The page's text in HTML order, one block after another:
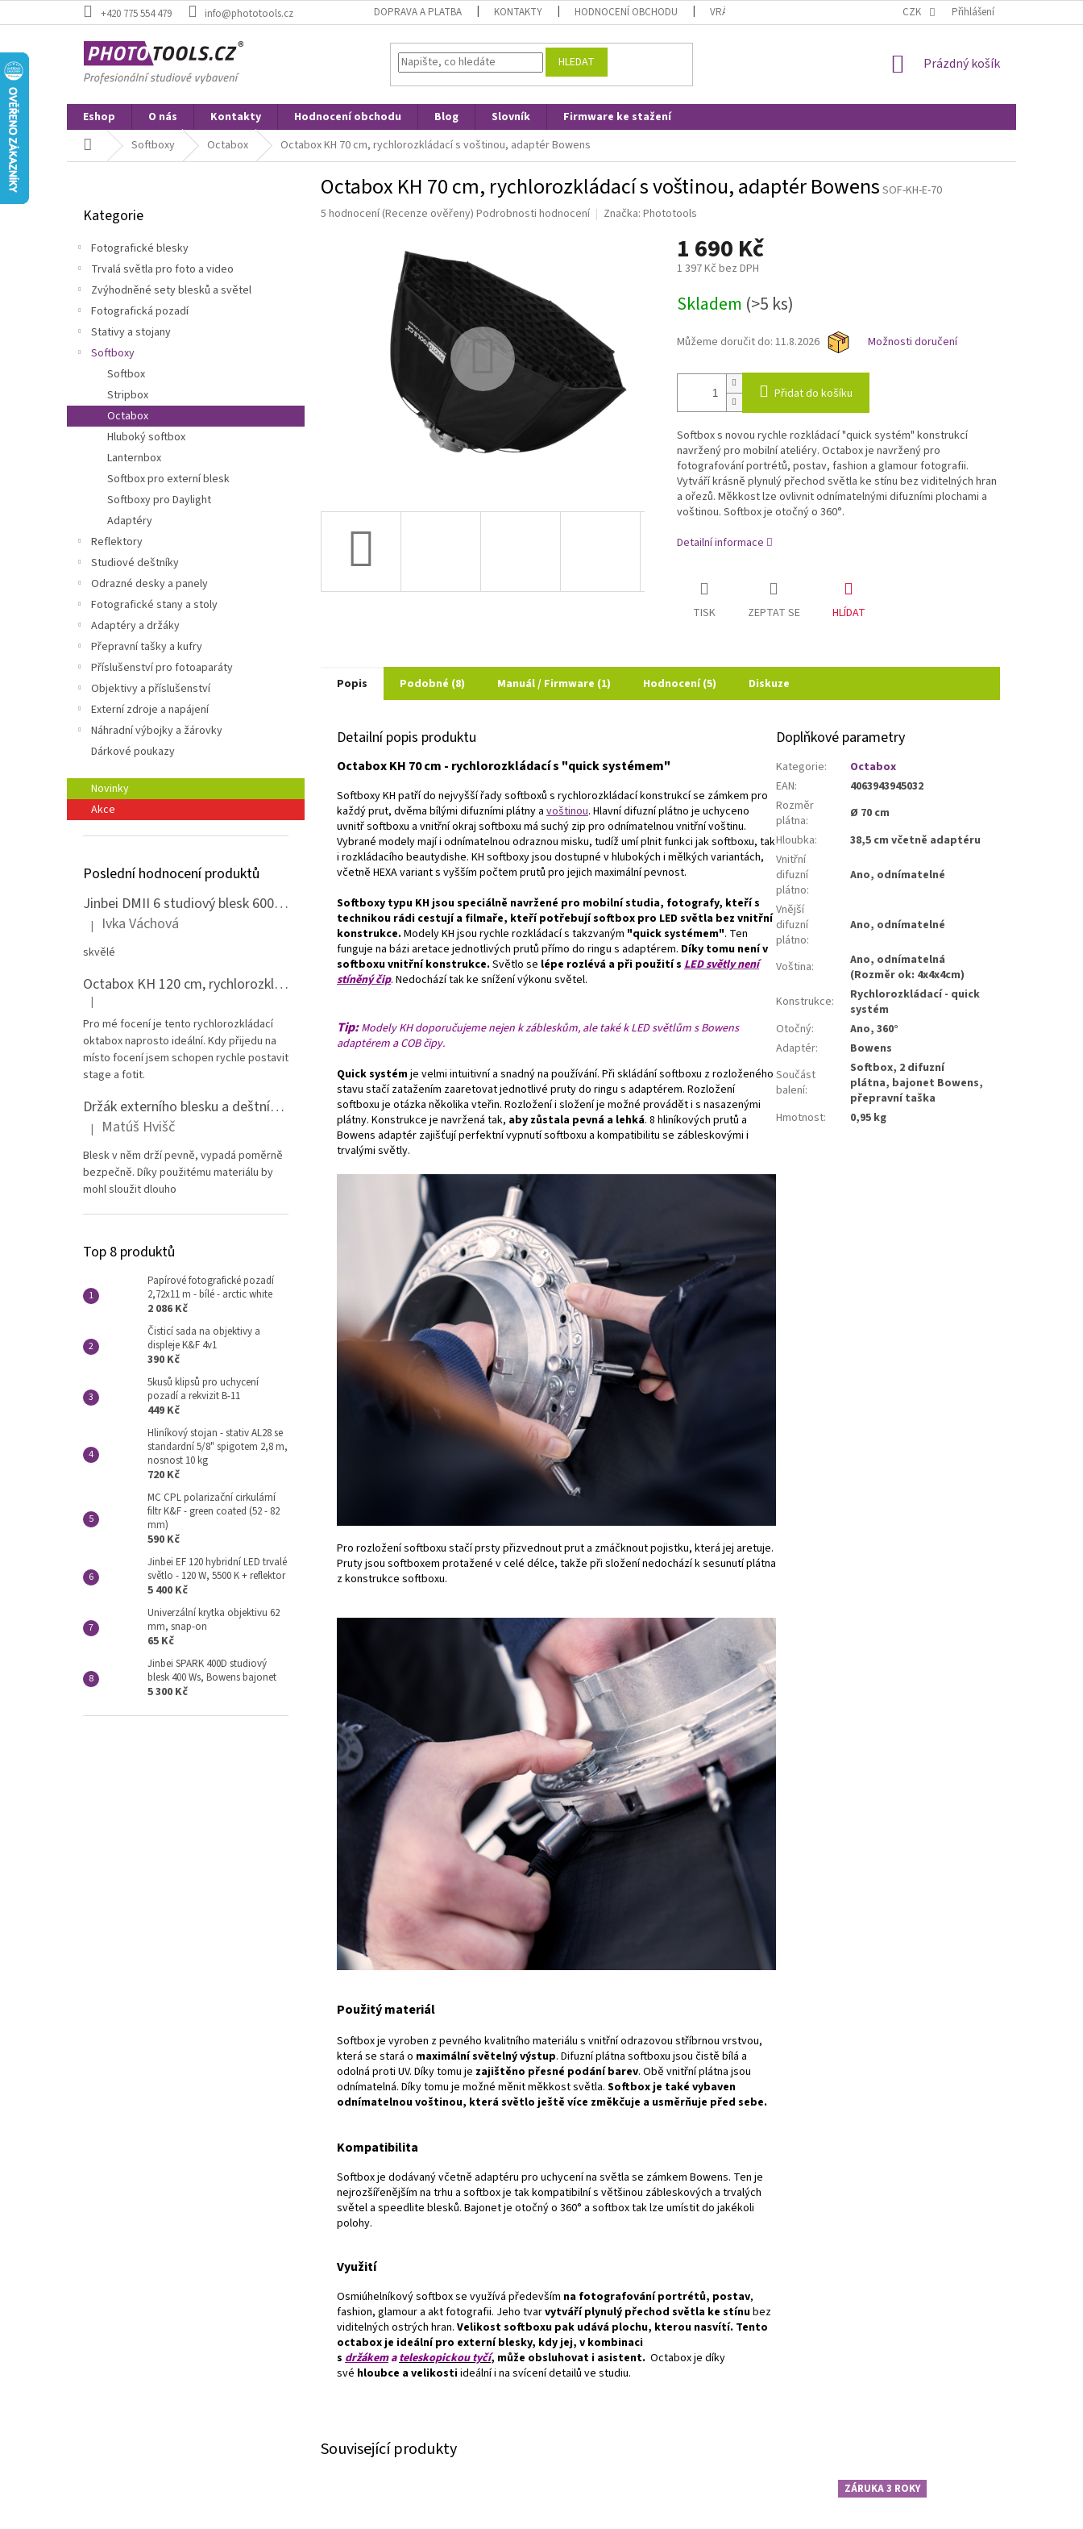
na
+420 775 554 479 info@phototools.cz DOPRAVA A PLATBA KONTAKTY HODNOCENÍ OBCHODU VRÁCENÍ A REKLAMACE OBCHODNÍ PODMÍNKY MOJE OBJEDNÁVKA
CZK Přihlášení
HLEDAT
NÁKUPNÍ
Prázdný košík
Eshop O nás Kontakty Hodnocení obchodu Blog Slovník
Firmware ke stažení
Domů Softboxy Octabox Octabox KH 70 cm, rychlorozkládací s voštinou, adaptér Bowens
l
kategorie
Kategorie
Fotografické blesky
Trvalá světla pro foto a video
Zvýhodněné sety blesků a světel
Fotografická pozadí
Stativy a stojany
Softboxy
Softbox
Stripbox
Octabox
Hluboký softbox
Lanternbox
Softbox pro externí blesk
Softboxy pro Daylight
Adaptéry
Reflektory
Studiové deštníky
Odrazné desky a panely
Fotografické stany a stoly
Adaptéry a držáky
Přepravní tašky a kufry
Příslušenství pro fotoaparáty
Objektivy a příslušenství
Externí zdroje a napájení
Náhradní výbojky a žárovky
Dárkové poukazy
Novinky
Akce
Poslední hodnocení produktů
Jinbei DMII 6 studiový blesk 600 Ws, Bowens bajonet
Hodnocení produktu je 5 z 5 hvězdiček.
| Ivka Váchová
skvělé
Octabox KH 120 cm, rychlorozkládací s voštinou, adaptér Bowens
Hodnocení produktu je 5 z 5 hvězdiček.
|
Pro mé focení je tento rychlorozkládací
oktabox naprosto ideální. Kdy přijedu na
místo focení jsem schopen rychle postavit
stage a fotit.
Držák externího blesku a deštníku na stativ - celokovový
Hodnocení produktu je 5 z 5 hvězdiček.
| Matúš Hvišč
Blesk v něm drží pevně, vypadá poměrně
bezpečně. Díky použitému materiálu by
mohl sloužit dlouho
Top 8 produktů
Papírové fotografické pozadí
2,72x11 m - bílé - arctic white
2 086 Kč
Čisticí sada na objektivy a
displeje K&F 4v1
390 Kč
5kusů klipsů pro uchycení
pozadí a rekvizit B-11
449 Kč
Hliníkový stojan - stativ AL28 se
standardní 5/8" spigotem 2,8 m,
nosnost 10 kg
720 Kč
MC CPL polarizační cirkulární
filtr K&F - green coated (52 - 82
mm)
590 Kč
Jinbei EF 120 hybridní LED trvalé
světlo - 120 W, 5500 K + reflektor
5 400 Kč
Univerzální krytka objektivu 62
mm, snap-on
65 Kč
Jinbei SPARK 400D studiový
blesk 400 Ws, Bowens bajonet
5 300 Kč
Octabox KH 70 cm, rychlorozkládací s voštinou, adaptér Bowens SOF-KH-E-70
Průměrné
5 hodnocení(Recenze ověřeny) Podrobnosti hodnocení Značka: Phototools
1 690 Kč
1 397 Kč bez DPH
cena:
Skladem (>5 ks)
Můžeme doručit do: 11.8.2026 Možnosti doručení
Přidat do košíku
Softbox s novou rychle rozkládací "quick systém" konstrukcí
navržený pro mobilní ateliéry. Octabox je navržený pro
fotografování portrétů, postav, fashion a glamour fotografii.
Vytváří krásně plynulý přechod světla ke stínu bez viditelných hran
a ořezů. Měkkost lze ovlivnit odnímatelnými difuzními plochami a
voštinou. Softbox je otočný o 360°.
Detailní informace
TISK ZEPTAT SE HLÍDAT
Související produkty
ZÁRUKA 3 ROKY
Popis Podobné (8) Manuál / Firmware (1) Hodnocení (5) Diskuze
Detailní popis produktu
Octabox KH 70 cm - rychlorozkládací s "quick systémem"
Softboxy KH patří do nejvyšší řady softboxů s rychlorozkládací konstrukcí se zámkem pro
každý prut, dvěma bílými difuzními plátny a voštinou. Hlavní difuzní plátno je uchyceno
uvnitř softboxu a vnitřní okraj softboxu má suchý zip pro odnímatelnou vnitřní voštinu.
Vybrané modely mají i odnímatelnou odraznou misku, tudíž umí plnit funkci jak softboxu, tak
i rozkládacího beautydishe. KH softboxy jsou dostupné v hlubokých i mělkých variantách,
včetně HEXA variant s vyšším počtem prutů pro jejich maximální pevnost.
Softboxy typu KH jsou speciálně navržené pro mobilní studia, fotografy, kteří s
technikou rádi cestují a filmaře, kteří potřebují softbox pro LED světla bez vnitřní
konstrukce. Modely KH jsou rychle rozkládací s takzvaným "quick systémem". Ten
funguje na bázi aretace jednotlivých prutů přímo do ringu s adaptérem. Díky tomu není v
softboxu vnitřní konstrukce. Světlo se lépe rozlévá a při použití s LED světly není
stíněný čip. Nedochází tak ke snížení výkonu světel.
Tip: Modely KH doporučujeme nejen k zábleskům, ale také k LED světlům s Bowens
adaptérem a COB čipy.
Quick systémje velmi intuitivní a snadný na používání. Při skládání softboxu z rozloženého
stavu stačí zatažením zaaretovat jednotlivé pruty do ringu s adaptérem. Rozložení
softboxu je otázka několika vteřin. Rozložení i složení je možné provádět i s nasazenými
plátny. Konstrukce je navržená tak, aby zůstala pevná a lehká. 8 hliníkových prutů a
Bowens adaptér zajišťují perfektní vypnutí softboxu a kompatibilitu se zábleskovými i
trvalými světly.
Pro rozložení softboxu stačí prsty přizvednout prut a zmáčknout pojistku, která jej aretuje.
Pruty jsou softboxem protažené v celé délce, takže při složení nedochází k sesunutí plátna
z konstrukce softboxu.
Použitý materiál
Softbox je vyroben z pevného kvalitního materiálu s vnitřní odrazovou stříbrnou vrstvou,
která se stará o maximální světelný výstup. Difuzní plátna softboxu jsou čistě bílá a
odolná proti UV. Díky tomu je zajištěno přesné podání barev. Obě vnitřní plátna jsou
odnímatelná. Díky tomu je možné měnit měkkost světla. Softbox je také vybaven
odnímatelnou voštinou, která světlo ještě více změkčuje a usměrňuje před sebe.
Kompatibilita
Softbox je dodávaný včetně adaptéru pro uchycení na světla se zámkem Bowens. Ten je
nejrozšířenějším na trhu a softbox je tak kompatibilní s většinou zábleskových a trvalých
světel a speedlite blesků. Bajonet je otočný o 360° a softbox tak lze umístit do jakékoli
polohy.
Využití
Osmiúhelníkový softbox se využívá především na fotografování portrétů, postav,
fashion, glamour a akt fotografii. Jeho tvarvytváří plynulý přechod světla ke stínubez
viditelných ostrých hran. Velikost softboxu pak udává plochu, kterou nasvítí. Tento
octabox je ideální pro externí blesky, kdy jej, v kombinaci
s držákemateleskopickou tyčí, může obsluhovat i asistent. Octabox je díky
své hloubce a velikostiideální i na svícení detailů ve studiu.
Doplňkové parametry
Kategorie:
Octabox
EAN:
4063943945032
Rozměr
plátna:
Ø 70 cm
Hloubka:
38,5 cm včetně adaptéru
Vnitřní
difuzní
plátno:
Ano, odnímatelné
Vnější
difuzní
plátno:
Ano, odnímatelné
Voština:
Ano, odnímatelná
(Rozměr ok: 4x4x4cm)
Konstrukce:
Rychlorozkládací - quick
systém
Otočný:
Ano, 360°
Adaptér:
Bowens
Součást
balení:
Softbox, 2 difuzní
plátna, bajonet Bowens,
přepravní taška
Hmotnost: 0,95 kg